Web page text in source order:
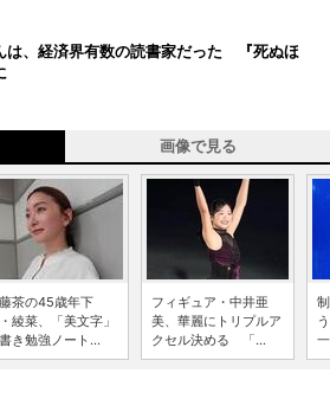
は、経済界有数の読書家だった 『死ぬほ
画像で見る
茶の45歳年下
綾菜、「美文字」
き勉強ノート...
フィギュア・中井亜
美、華麗にトリプルア
クセル決める 「...